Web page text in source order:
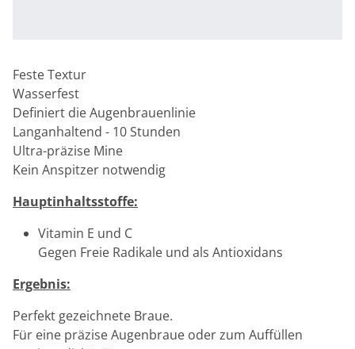
Feste Textur
Wasserfest
Definiert die Augenbrauenlinie
Langanhaltend - 10 Stunden
Ultra-präzise Mine
Kein Anspitzer notwendig
Hauptinhaltsstoffe:
Vitamin E und C
Gegen Freie Radikale und als Antioxidans
Ergebnis:
Perfekt gezeichnete Braue.
Für eine präzise Augenbraue oder zum Auffüllen